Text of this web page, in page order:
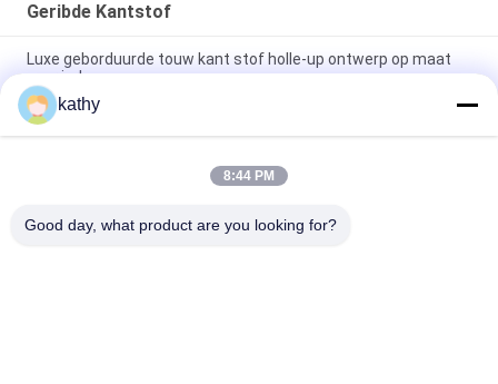
Geribde Kantstof
Luxe geborduurde touw kant stof holle-up ontwerp op maat
voor jurk
Cord Lace Fabric High Luxary Hollow-up for Elegant Bridal
Wedding Party Women's Dress
Kleed van geordende kanten Kleed van geordende kanten voor
kathy
8:44 PM
Good day, what product are you looking for?